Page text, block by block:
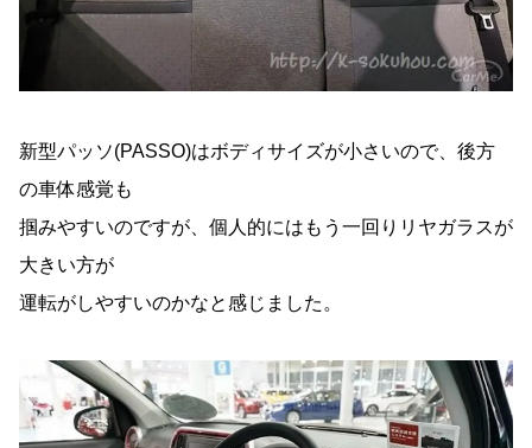
新型パッソ(PASSO)はボディサイズが小さいので、後方
の車体感覚も
掴みやすいのですが、個人的にはもう一回りリヤガラスが
大きい方が
運転がしやすいのかなと感じました。